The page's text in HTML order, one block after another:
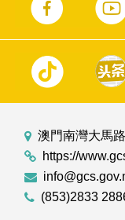
澳門南灣大馬
https://
(853)2833